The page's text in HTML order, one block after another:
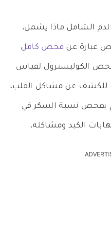
الشامل ماذا يشمل،
عبارة عن فحص كامل
فحص الكوليسترول لقياس
للكشف عن مشاكل القلب،
بفحص نسبة السكر في
الكبد ومشاكله.